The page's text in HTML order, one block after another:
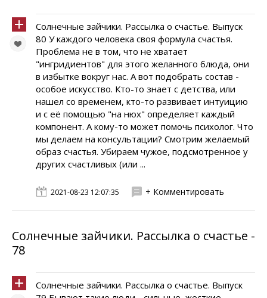
Солнечные зайчики. Pассылка о счастье. Выпуск
80 У каждого человека своя формула счастья.
Проблема не в том, что не хватает
"ингридиентов" для этого желанного блюда, они
в избытке вокруг нас. А вот подобрать состав -
особое искусство. Кто-то знает с детства, или
нашел со временем, кто-то развивает интуицию
и с её помощью "на нюх" определяет каждый
компонент. А кому-то может помочь психолог. Что
мы делаем на консультации? Смотрим желаемый
образ счастья. Убираем чужое, подсмотренное у
других счастливых (или ...
2021-08-23 12:07:35 + Комментировать
Солнечные зайчики. Pассылка о счастье -
78
Солнечные зайчики. Pассылка о счастье. Выпуск